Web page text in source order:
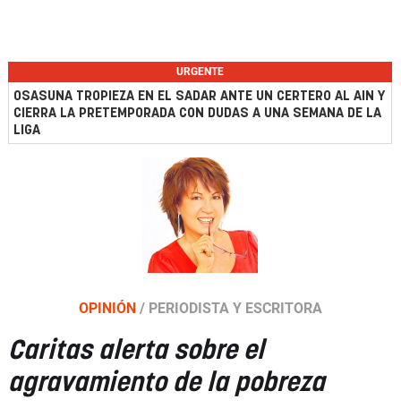
URGENTE
OSASUNA TROPIEZA EN EL SADAR ANTE UN CERTERO AL AIN Y
CIERRA LA PRETEMPORADA CON DUDAS A UNA SEMANA DE LA
LIGA
OPINIÓN / PERIODISTA Y ESCRITORA
Caritas alerta sobre el
agravamiento de la pobreza